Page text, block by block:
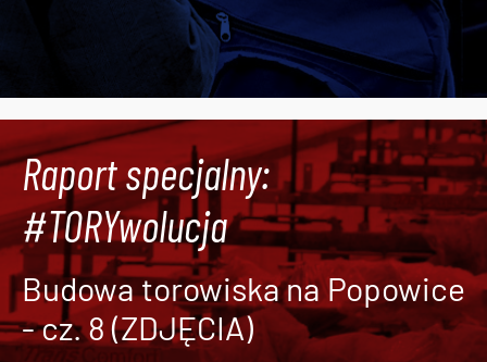
Raport specjalny:
#TORYwolucja
Budowa torowiska na Popowice
- cz. 8 (ZDJĘCIA)